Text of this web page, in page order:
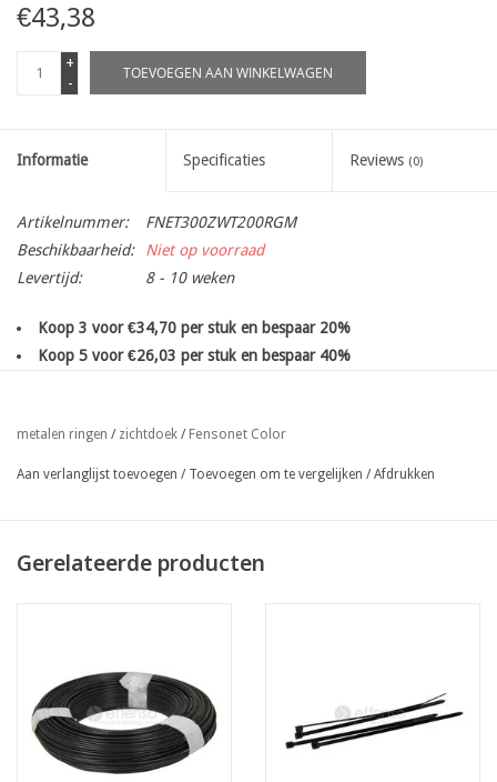
€43,38
+
-
TOEVOEGEN AAN WINKELWAGEN
Informatie Specificaties Reviews (0)
Artikelnummer:
FNET300ZWT200RGM
Beschikbaarheid:
Niet op voorraad
Levertijd:
8 - 10 weken
Koop 3 voor €34,70 per stuk en bespaar 20%
Koop 5 voor €26,03 per stuk en bespaar 40%
100% zichtremmend, 300gr/m²
met metalen ogen om de 50 cm
, bovenaan en onderaan
OPGELET! Online kan U enkel de totale lengte in 1 stuk bestellen
- wenst U verschillende kleinere afgesneden stukken -
neem dan contact met ons op voor een aangepaste offerte
metalen ringen / zichtdoek / Fensonet Color
Aan verlanglijst toevoegen / Toevoegen om te vergelijken /Afdrukken
Gerelateerde producten